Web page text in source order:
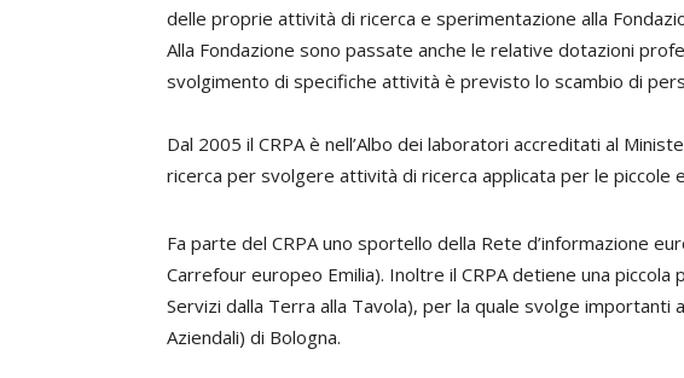
delle proprie attività di ricerca e sperimentazione alla
Alla Fondazione sono passate anche le relative dotazioni
svolgimento di specifiche attività è previsto lo scambio di
Dal 2005 il CRPA è nell’Albo dei laboratori accreditati al
ricerca per svolgere attività di ricerca applicata per le piccole
Fa parte del CRPA uno sportello della Rete d’informazione
Carrefour europeo Emilia). Inoltre il CRPA detiene una
Servizi dalla Terra alla Tavola), per la quale svolge importanti
Aziendali) di Bologna.